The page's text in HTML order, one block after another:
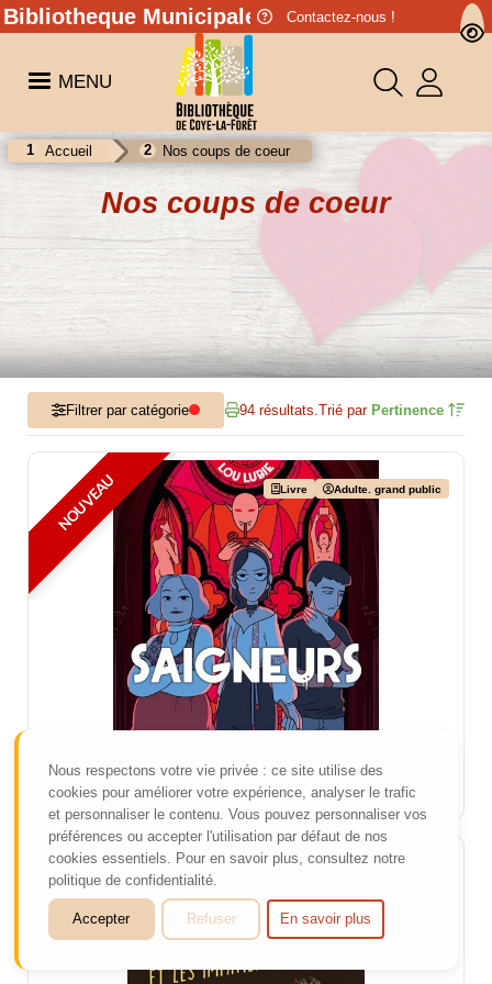
Nous respectons votre vie privée : ce site utilise des
cookies pour améliorer votre expérience, analyser le trafic
et personnaliser le contenu. Vous pouvez personnaliser vos
préférences ou accepter l'utilisation par défaut de nos
cookies essentiels. Pour en savoir plus, consultez notre
politique de confidentialité.
Accepter Refuser En savoir plus
Bibliotheque Municipale de Coye-la-Forêt
Contactez-nous !
MENU
Accueil Nos coups de coeur
Nos coups de coeur
Filtrer par catégorie 94 résultats.Trié par Pertinence
NOUVEAU Livre Adulte. grand public
Saigneurs
Lou LUBIE
Editions :DELCOURT
Plus d'infos